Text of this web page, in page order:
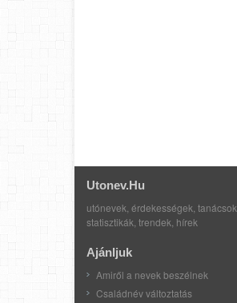
Utonev.hu
utónevek, érdekességek, tanácsok,
statisztikák, trendek, hírek
Ajánljuk
Amiről a nevek beszélnek
Családnév változtatás